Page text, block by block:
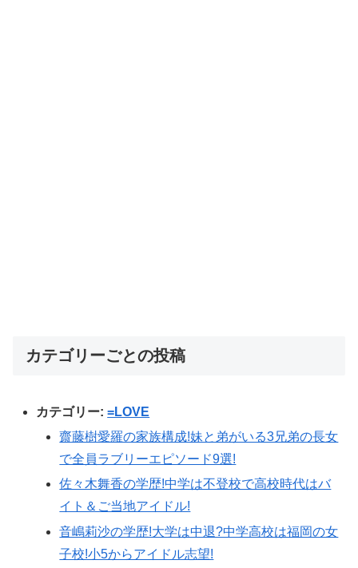
カテゴリーごとの投稿
カテゴリー:=LOVE
齋藤樹愛羅の家族構成!妹と弟がいる3兄弟の長女
で全員ラブリーエピソード9選!
佐々木舞香の学歴!中学は不登校で高校時代はバ
イト＆ご当地アイドル!
音嶋莉沙の学歴!大学は中退?中学高校は福岡の女
子校!小5からアイドル志望!